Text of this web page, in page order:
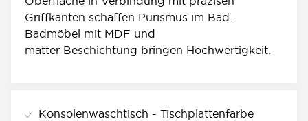
Griffkanten schaffen Purismus im Bad.
Badmöbel mit MDF und
matter Beschichtung bringen Hochwertigkeit.
Konsolenwaschtisch - Tischplattenfarbe